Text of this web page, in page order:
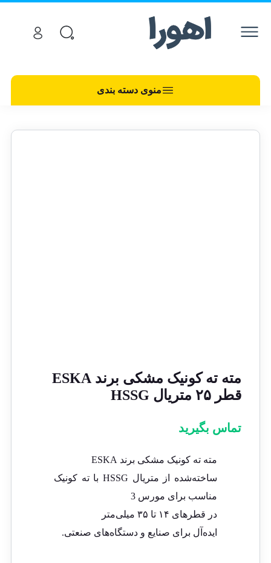
منوی دسته بندی
مته ته کونیک مشکی برند ESKA
قطر ۲۵ متریال HSSG
تماس بگیرید
مته ته کونیک مشکی برند ESKA
ساخته‌شده از متریال HSSG با ته کونیک
مناسب برای مورس 3
در قطرهای ۱۴ تا ۳۵ میلی‌متر
ایده‌آل برای صنایع و دستگاه‌های صنعتی.